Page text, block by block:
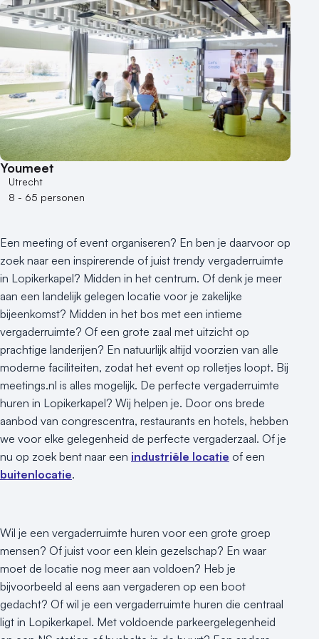
Buitenlocatie
Duurzame locatie
Groene locatie
Heisessie
Hotel
Hybride events
Industriële locatie
Kasteel en landgoed
Kleine / intieme locatie
Locaties aan zee
Museum
Varende locatie
Youmeet
Utrecht
8 - 65 personen
Een meeting of event organiseren? En ben je daarvoor op
zoek naar een inspirerende of juist trendy vergaderruimte
in Lopikerkapel? Midden in het centrum. Of denk je meer
aan een landelijk gelegen locatie voor je zakelijke
bijeenkomst? Midden in het bos met een intieme
vergaderruimte? Of een grote zaal met uitzicht op
prachtige landerijen? En natuurlijk altijd voorzien van alle
moderne faciliteiten, zodat het event op rolletjes loopt. Bij
meetings.nl is alles mogelijk. De perfecte vergaderruimte
huren in Lopikerkapel? Wij helpen je. Door ons brede
aanbod van congrescentra, restaurants en hotels, hebben
we voor elke gelegenheid de perfecte vergaderzaal. Of je
nu op zoek bent naar een industriële locatie of een
buitenlocatie.
Wil je een vergaderruimte huren voor een grote groep
mensen? Of juist voor een klein gezelschap? En waar
moet de locatie nog meer aan voldoen? Heb je
bijvoorbeeld al eens aan vergaderen op een boot
gedacht? Of wil je een vergaderruimte huren die centraal
ligt in Lopikerkapel. Met voldoende parkeergelegenheid